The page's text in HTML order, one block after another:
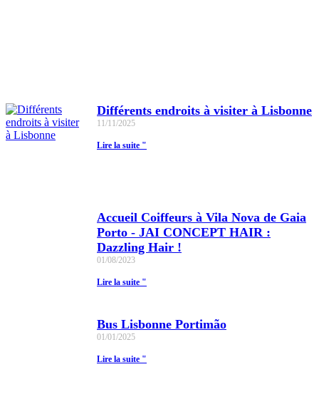
Différents endroits à visiter à Lisbonne
11/11/2025
Lire la suite "
Accueil Coiffeurs à Vila Nova de Gaia
Porto - JAI CONCEPT HAIR :
Dazzling Hair !
01/08/2023
Lire la suite "
Bus Lisbonne Portimão
01/01/2025
Lire la suite "